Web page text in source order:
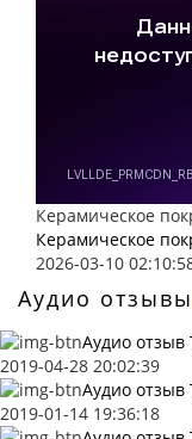
Керамическое
Керамическое
2026-03-10
Аудио отзывы
Аудио отзыв
2019-04-28 20:02:39
Аудио отзыв
2019-01-14 19:36:18